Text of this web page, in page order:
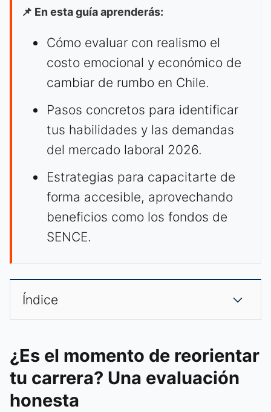
📌 En esta guía aprenderás:
Cómo evaluar con realismo el
costo emocional y económico de
cambiar de rumbo en Chile.
Pasos concretos para identificar
tus habilidades y las demandas
del mercado laboral 2026.
Estrategias para capacitarte de
forma accesible, aprovechando
beneficios como los fondos de
SENCE.
Índice
¿Es el momento de reorientar
tu carrera? Una evaluación
honesta